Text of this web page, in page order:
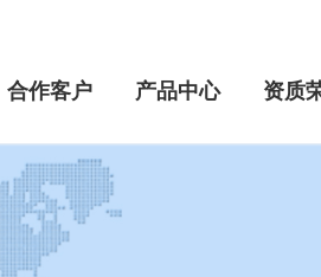
合作客户 产品中心 资质